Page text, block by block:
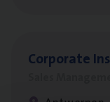
Cor­po­ra­te